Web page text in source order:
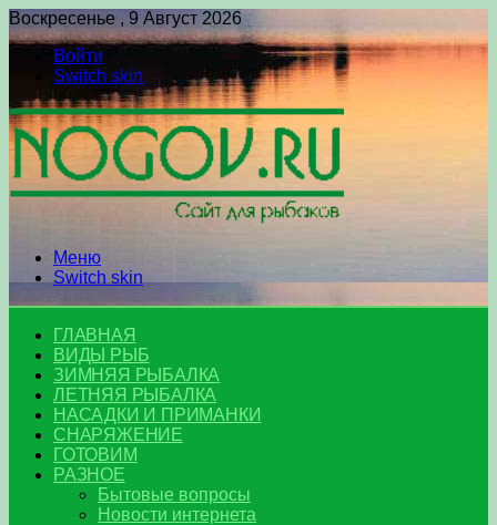
Воскресенье , 9 Август 2026
Войти
Switch skin
Меню
Switch skin
ГЛАВНАЯ
ВИДЫ РЫБ
ЗИМНЯЯ РЫБАЛКА
ЛЕТНЯЯ РЫБАЛКА
НАСАДКИ И ПРИМАНКИ
СНАРЯЖЕНИЕ
ГОТОВИМ
РАЗНОЕ
Бытовые вопросы
Новости интернета